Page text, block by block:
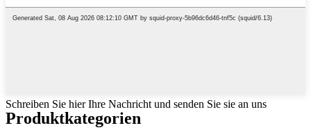
Schreiben Sie hier Ihre Nachricht und senden Sie sie an uns
Produktkategorien